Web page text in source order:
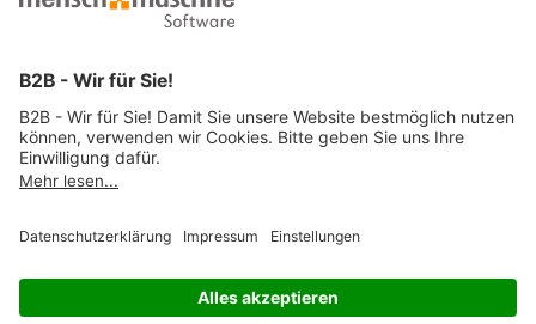
und 13:30 bis 17:00 Uhr
... oder senden Sie uns Ihre Nachricht»
© 2026 Mensch und Maschine -Impressum-Datenschutz